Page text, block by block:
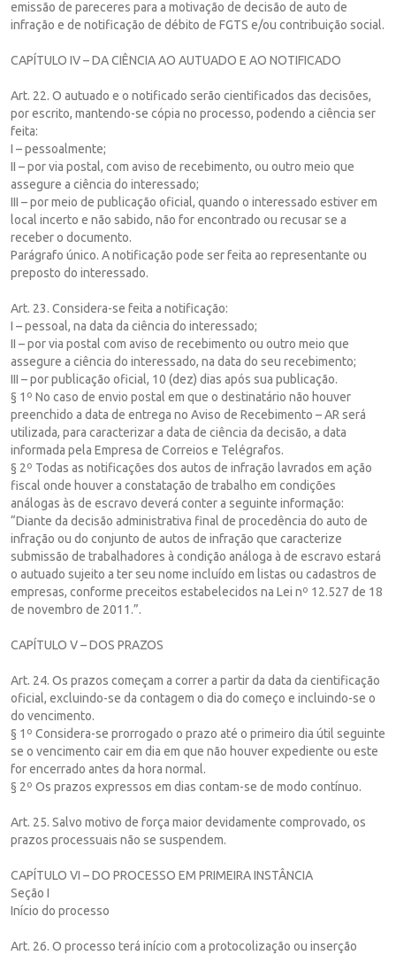
emissão de pareceres para a motivação de decisão de auto de
infração e de notificação de débito de FGTS e/ou contribuição social.
CAPÍTULO IV – DA CIÊNCIA AO AUTUADO E AO NOTIFICADO
Art. 22. O autuado e o notificado serão cientificados das decisões,
por escrito, mantendo-se cópia no processo, podendo a ciência ser
feita:
I – pessoalmente;
II – por via postal, com aviso de recebimento, ou outro meio que
assegure a ciência do interessado;
III – por meio de publicação oficial, quando o interessado estiver em
local incerto e não sabido, não for encontrado ou recusar se a
receber o documento.
Parágrafo único. A notificação pode ser feita ao representante ou
preposto do interessado.
Art. 23. Considera-se feita a notificação:
I – pessoal, na data da ciência do interessado;
II – por via postal com aviso de recebimento ou outro meio que
assegure a ciência do interessado, na data do seu recebimento;
III – por publicação oficial, 10 (dez) dias após sua publicação.
§ 1º No caso de envio postal em que o destinatário não houver
preenchido a data de entrega no Aviso de Recebimento – AR será
utilizada, para caracterizar a data de ciência da decisão, a data
informada pela Empresa de Correios e Telégrafos.
§ 2º Todas as notificações dos autos de infração lavrados em ação
fiscal onde houver a constatação de trabalho em condições
análogas às de escravo deverá conter a seguinte informação:
“Diante da decisão administrativa final de procedência do auto de
infração ou do conjunto de autos de infração que caracterize
submissão de trabalhadores à condição análoga à de escravo estará
o autuado sujeito a ter seu nome incluído em listas ou cadastros de
empresas, conforme preceitos estabelecidos na Lei nº 12.527 de 18
de novembro de 2011.”.
CAPÍTULO V – DOS PRAZOS
Art. 24. Os prazos começam a correr a partir da data da cientificação
oficial, excluindo-se da contagem o dia do começo e incluindo-se o
do vencimento.
§ 1º Considera-se prorrogado o prazo até o primeiro dia útil seguinte
se o vencimento cair em dia em que não houver expediente ou este
for encerrado antes da hora normal.
§ 2º Os prazos expressos em dias contam-se de modo contínuo.
Art. 25. Salvo motivo de força maior devidamente comprovado, os
prazos processuais não se suspendem.
CAPÍTULO VI – DO PROCESSO EM PRIMEIRA INSTÂNCIA
Seção I
Início do processo
Art. 26. O processo terá início com a protocolização ou inserção